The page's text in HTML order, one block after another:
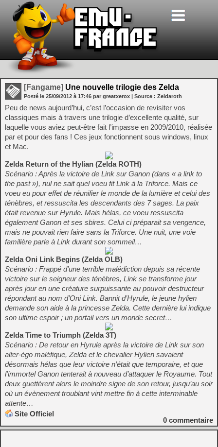
[Fangame] Une nouvelle trilogie des Zelda
Posté le 25/09/2012 à 17:46 par greatxerox | Source : Zeldaroth
Peu de news aujourd’hui, c’est l’occasion de revisiter vos
classiques mais à travers une trilogie d’excellente qualité, sur
laquelle vous aviez peut-être fait l’impasse en 2009/2010, réalisée
par et pour des fans ! Ces jeux fonctionnent sous windows, linux
et Mac.
Zelda Return of the Hylian (Zelda ROTH)
Scénario : Après la victoire de Link sur Ganon (dans « a link to
the past »), nul ne sait quel voeu fit Link à la Triforce. Mais ce
voeu eu pour effet de réunifier le monde de la lumière et celui des
ténèbres, et ressuscita les descendants des 7 sages. La paix
était revenue sur Hyrule. Mais hélas, ce voeu ressuscita
également Ganon et ses sbires. Celui ci préparait sa vengence,
mais ne pouvait rien faire sans la Triforce. Une nuit, une voie
familière parle à Link durant son sommeil…
Zelda Oni Link Begins (Zelda OLB)
Scénario : Frappé d’une terrible malédiction depuis sa récente
victoire sur le seigneur des ténèbres, Link se transforme jour
après jour en une créature surpuissante au pouvoir destructeur
répondant au nom d’Oni Link. Bannit d’Hyrule, le jeune hylien
demande son aide à la princesse Zelda. Cette dernière lui indique
son ultime espoir ; un portail vers un monde secret…
Zelda Time to Triumph (Zelda 3T)
Scénario : De retour en Hyrule après la victoire de Link sur son
alter-égo maléfique, Zelda et le chevalier Hylien savaient
désormais hélas que leur victoire n’était que temporaire, et que
l’immortel Ganon tenterait à nouveau d’attaquer le Royaume. Tout
deux guettèrent alors le moindre signe de son retour, jusqu’au soir
où un évènement troublant vint mettre fin à cette interminable
attente…
Site Officiel
0 commentaire